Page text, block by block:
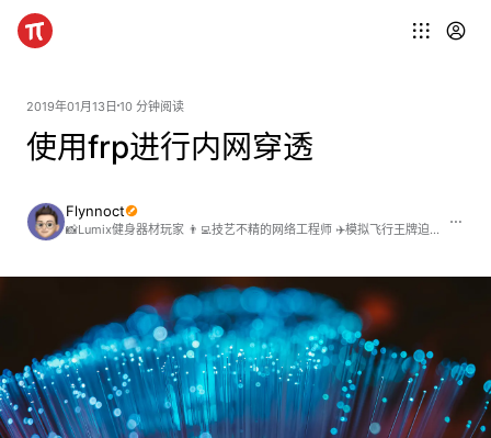
2019年01月13日 10 分钟阅读
使用frp进行内网穿透
Flynnoct
📸Lumix健身器材玩家 👨‍💻技艺不精的网络工程师 ✈️模拟飞行王牌迫降飞行员 🚀起了个名叫@flynnoct